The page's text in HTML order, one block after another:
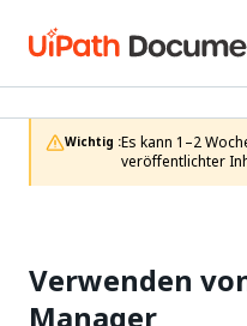
Wichtig :Es kann 1–2
veröffentlichter
Verwenden